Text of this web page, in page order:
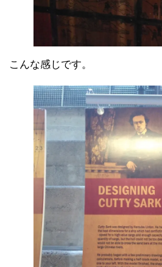
こんな感じです。